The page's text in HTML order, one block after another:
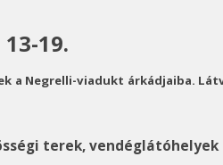
19.
a Negrelli-viadukt árkádjaiba.
terek, vendéglátóhelyek